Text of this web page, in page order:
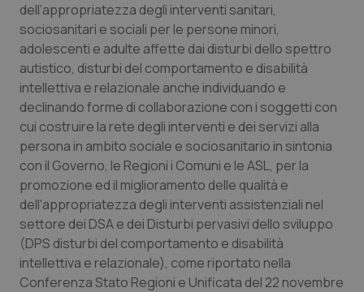
Marche
Molise
Piemonte
Provincia Autonoma di Bolzano
Provincia Autonoma di Trento
Puglia
Sardegna
Donna & Salute
Epatiti
HIV
Infezioni & Febbre
Ipertensione & Scompenso
Malattie rare
Malattia di Crohn & Rettocolite Ulcerosa
dell’appropriatezza degli interventi sanitari,
sociosanitari e sociali per le persone minori,
adolescenti e adulte affette dai disturbi dello spettro
autistico, disturbi del comportamento e disabilità
intellettiva e relazionale anche individuando e
declinando forme di collaborazione con i soggetti con
cui costruire la rete degli interventi e dei servizi alla
persona in ambito sociale e sociosanitario in sintonia
con il Governo, le Regioni i Comuni e le ASL, per la
promozione ed il miglioramento delle qualità e
dell'appropriatezza degli interventi assistenziali nel
settore dei DSA e dei Disturbi pervasivi dello sviluppo
(DPS disturbi del comportamento e disabilità
intellettiva e relazionale), come riportato nella
Conferenza Stato Regioni e Unificata del 22 novembre